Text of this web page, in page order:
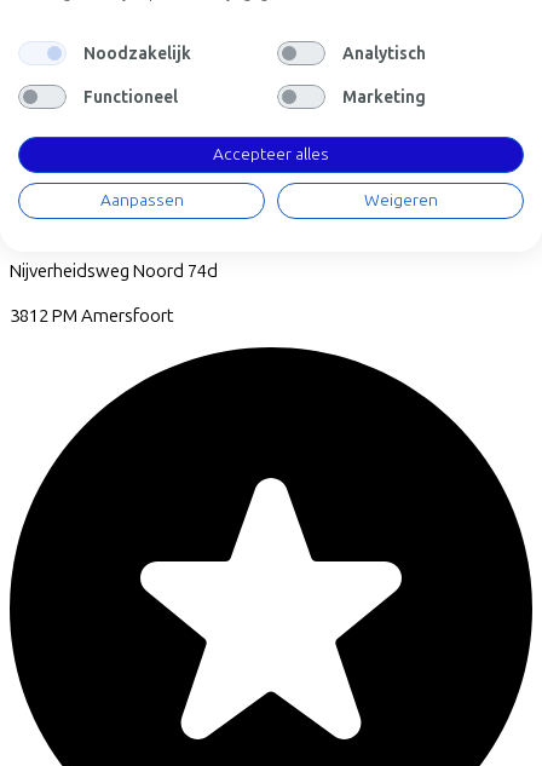
Fietsvoordeelshop.nl - Winkel Amersfoort
Nijverheidsweg Noord 74d
3812 PM Amersfoort
Noodzakelijk Analytisch
Functioneel Marketing
Accepteer alles
Aanpassen Weigeren